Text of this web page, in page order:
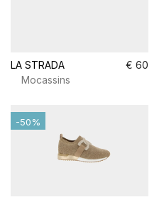
LA STRADA
€ 60
Mocassins
-50%